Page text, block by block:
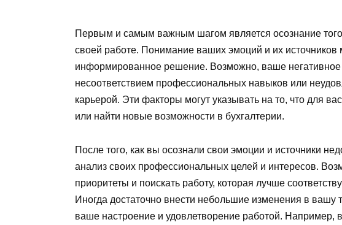
Первым и самым важным шагом является осознание
своей работе. Понимание ваших эмоций и их
информированное решение. Возможно, ваше негативное
несоответствием профессиональных навыков или
карьерой. Эти факторы могут указывать на то, что для
или найти новые возможности в бухгалтерии.
После того, как вы осознали свои эмоции и источники
анализ своих профессиональных целей и интересов.
приоритеты и поискать работу, которая лучше
Иногда достаточно внести небольшие изменения в вашу
ваше настроение и удовлетворение работой. Например,